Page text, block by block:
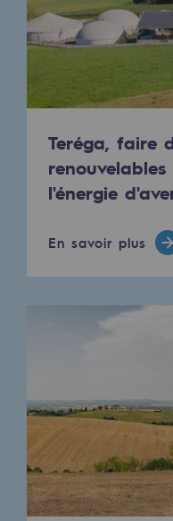
Savoir-faire
Projet type
Exploitation
Stockage de
Stockage
Savoir-faire
Projet type
Biométhane
Qu'est-ce
Teréga,
Teréga, faire
l'énergie
En savoir plus